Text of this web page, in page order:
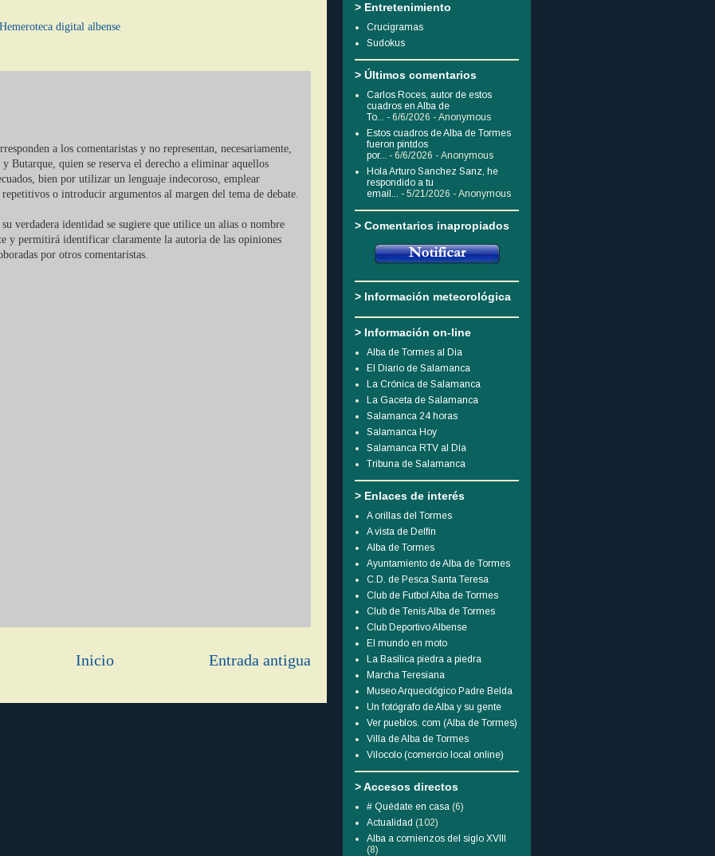
Hemeroteca digital albense
a los comentaristas y no representan, necesariamente,
Butarque, quien se reserva el derecho a eliminar aquellos
bien por utilizar un lenguaje indecoroso, emplear
repetitivos o introducir argumentos al margen del tema de debate.
verdadera identidad se sugiere que utilice un alias o nombre
y permitirá identificar claramente la autoria de las opiniones
por otros comentaristas.
Entrada antigua
Inicio
> Entretenimiento
Crucigramas
Sudokus
> Últimos comentarios
Carlos Roces, autor de estos
cuadros en Alba de
To... - 6/6/2026 - Anonymous
Estos cuadros de Alba de Tormes
fueron pintdos
por... - 6/6/2026 - Anonymous
Hola Arturo Sanchez Sanz, he
respondido a tu
email... - 5/21/2026 - Anonymous
> Comentarios inapropiados
> Información meteorológica
> Información on-line
Alba de Tormes al Dia
El Diario de Salamanca
La Crónica de Salamanca
La Gaceta de Salamanca
Salamanca 24 horas
Salamanca Hoy
Salamanca RTV al Día
Tribuna de Salamanca
> Enlaces de interés
A orillas del Tormes
A vista de Delfín
Alba de Tormes
Ayuntamiento de Alba de Tormes
C.D. de Pesca Santa Teresa
Club de Futbol Alba de Tormes
Club de Tenis Alba de Tormes
Club Deportivo Albense
El mundo en moto
La Basílica piedra a piedra
Marcha Teresiana
Museo Arqueológico Padre Belda
Un fotógrafo de Alba y su gente
Ver pueblos. com (Alba de Tormes)
Villa de Alba de Tormes
Vilocolo (comercio local online)
> Accesos directos
# Quédate en casa (6)
Actualidad (102)
Alba a comienzos del siglo XVIII
(8)